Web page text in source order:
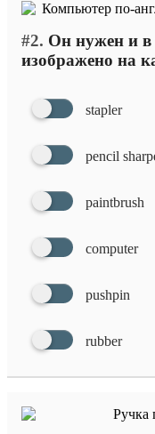
#2. Он нужен и в
изображено на
stapler
pencil
paintbrush
computer
pushpin
rubber